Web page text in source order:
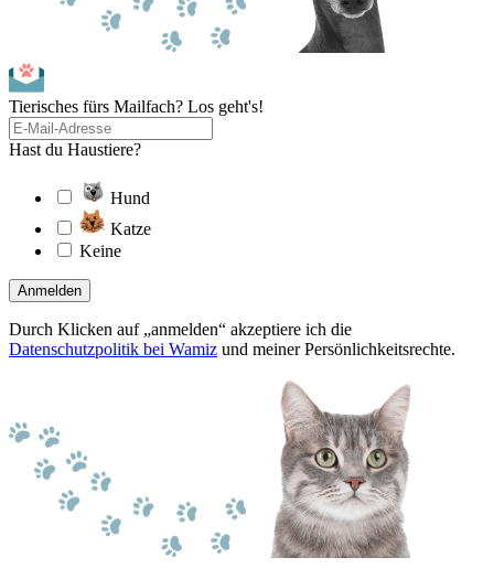
Tierisches fürs Mailfach? Los geht's!
Hast du Haustiere?
Hund
Katze
Keine
Anmelden
Durch Klicken auf „anmelden“ akzeptiere ich die
Datenschutzpolitik bei Wamiz und meiner Persönlichkeitsrechte.